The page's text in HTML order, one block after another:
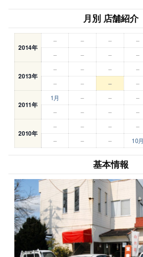
月別 店舗紹介
2014年
– – – –
–
– – –
2013年
– – – –
–
– – –
2011年
1月 – – –
–
– – –
2010年
– – – –
–
– – 10月
基本情報